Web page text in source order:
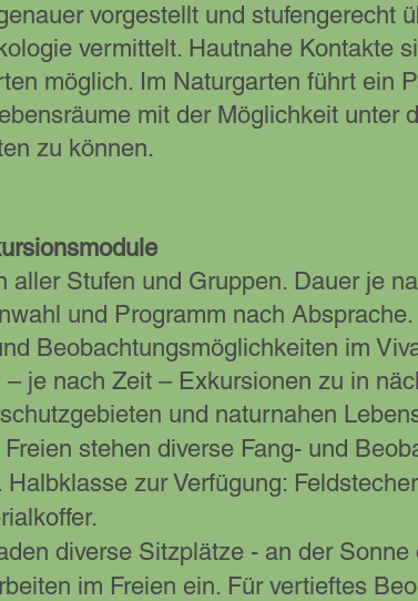
vorgestellt und stufengerecht
vermittelt. Hautnahe Kontakte
möglich. Im Naturgarten führt ein
mit der Möglichkeit unter
zu können.
aller Stufen und Gruppen. Dauer je
und Programm nach Absprache.
Beobachtungsmöglichkeiten im
je nach Zeit – Exkursionen zu in
und naturnahen
stehen diverse Fang- und
zur Verfügung:
diverse Sitzplätze - an der
im Freien ein. Für vertieftes